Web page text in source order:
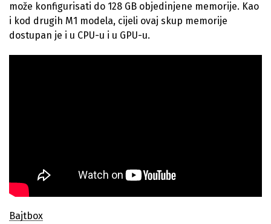
može konfigurisati do 128 GB objedinjene memorije. Kao
i kod drugih M1 modela, cijeli ovaj skup memorije
dostupan je i u CPU-u i u GPU-u.
Bajtbox